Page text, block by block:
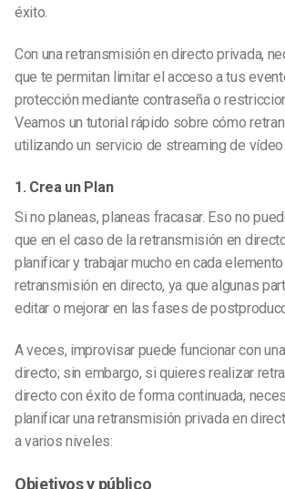
éxito.
Con una retransmisión en directo privada,
que te permitan limitar el acceso a tus
protección mediante contraseña o
Veamos un tutorial rápido sobre cómo
utilizando un servicio de streaming de vídeo
1. Crea un Plan
Si no planeas, planeas fracasar. Eso no
que en el caso de la retransmisión en
planificar y trabajar mucho en cada
retransmisión en directo, ya que algunas
editar o mejorar en las fases de
A veces, improvisar puede funcionar con
directo; sin embargo, si quieres realizar
directo con éxito de forma continuada,
planificar una retransmisión privada en
a varios niveles:
Objetivos y público